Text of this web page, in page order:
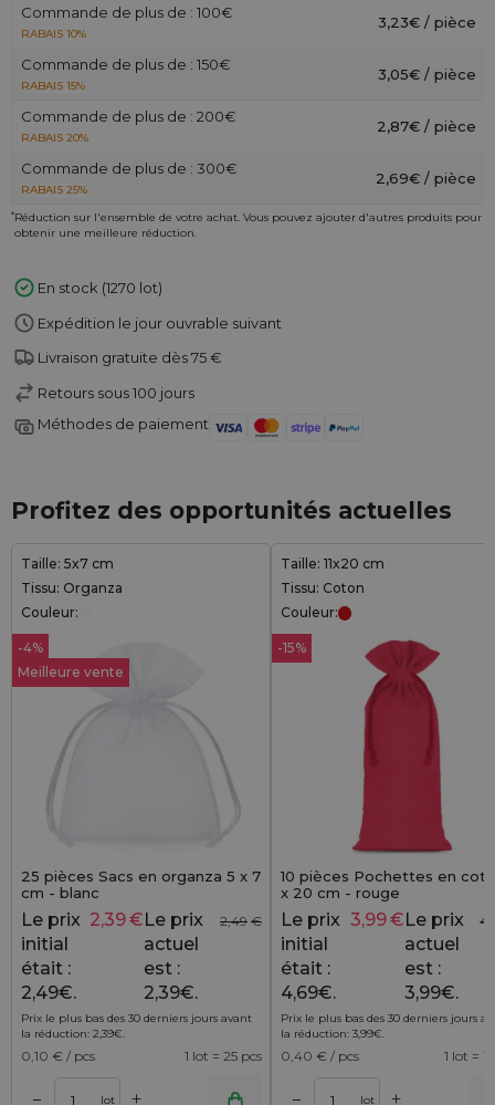
Commande de plus de : 100€
RABAIS 10%
3,23€ / pièce
Commande de plus de : 150€
RABAIS 15%
3,05€ / pièce
Commande de plus de : 200€
RABAIS 20%
2,87€ / pièce
Commande de plus de : 300€
RABAIS 25%
2,69€ / pièce
*Réduction sur l'ensemble de votre achat. Vous pouvez ajouter d'autres produits pour
obtenir une meilleure réduction.
En stock (1270 lot)
Expédition le jour ouvrable suivant
Livraison gratuite dès 75 €
Retours sous 100 jours
Méthodes de paiement
Profitez des opportunités actuelles
Taille: 5x7 cm
Tissu: Organza
Couleur:
Meilleure vente
-4%
25 pièces Sacs en organza 5 x 7
cm - blanc
2,49 €
Le prix
initial
était :
2,49€.
2,39€ Le prix
actuel
est :
2,39€.
Prix le plus bas des 30 derniers jours avant
la réduction: 2,39€.
0,10 € / pcs 1 lot = 25 pcs
– lot +
Taille: 11x20 cm
Tissu: Coton
Couleur:
-15%
10 pièces Pochettes en
x 20 cm - rouge
Le prix
initial
était :
4,69€.
3,99€ Le prix
actuel
est :
3,99€.
Prix le plus bas des 30 derniers jours
la réduction: 3,99€.
0,40 € / pcs 1 lot =
– lot +
Ajouter au panier